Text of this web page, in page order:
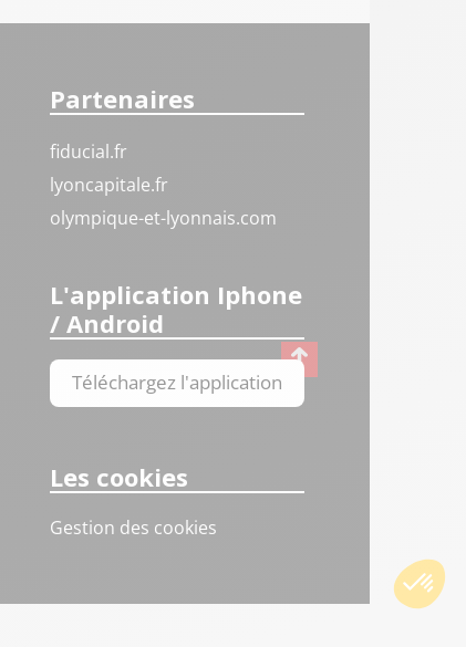
Partenaires
fiducial.fr
lyoncapitale.fr
olympique-et-lyonnais.com
L'application Iphone
/ Android
Téléchargez l'application
Les cookies
Gestion des cookies